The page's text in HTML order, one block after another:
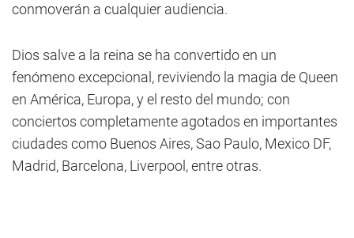
conmoverán a cualquier audiencia.
Dios salve a la reina se ha convertido en un
fenómeno excepcional, reviviendo la magia de Queen
en América, Europa, y el resto del mundo; con
conciertos completamente agotados en importantes
ciudades como Buenos Aires, Sao Paulo, Mexico DF,
Madrid, Barcelona, Liverpool, entre otras.